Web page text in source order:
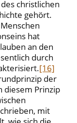
christlichen
gehört.
hat
an den
durch
[16]
der
diesem Prinzip
mit